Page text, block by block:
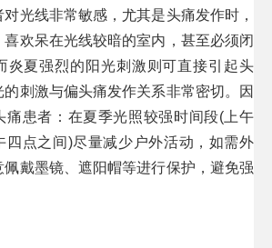
光线非常敏感，尤其是头痛发作时，
喜欢呆在光线较暗的室内，甚至必须闭
炎夏强烈的阳光刺激则可直接引起头
的刺激与偏头痛发作关系非常密切。因
痛患者：在夏季光照较强时间段(上午
四点之间)尽量减少户外活动，如需外
佩戴墨镜、遮阳帽等进行保护，避免强